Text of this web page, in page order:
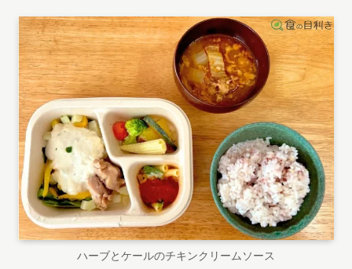
ハーブとケールのチキンクリームソース